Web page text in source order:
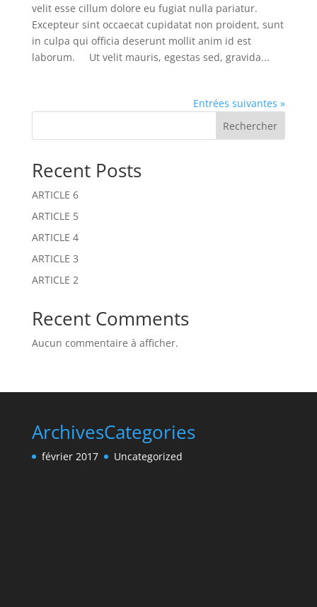
velit esse cillum dolore eu fugiat nulla pariatur.
Excepteur sint occaecat cupidatat non proident, sunt
in culpa qui officia deserunt mollit anim id est
laborum. Ut velit mauris, egestas sed, gravida...
Entrées suivantes »
Rechercher
Recent Posts
ARTICLE 6
ARTICLE 5
ARTICLE 4
ARTICLE 3
ARTICLE 2
Recent Comments
Aucun commentaire à afficher.
Archives
février 2017
Categories
Uncategorized